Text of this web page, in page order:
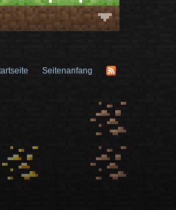
Seitenanfang